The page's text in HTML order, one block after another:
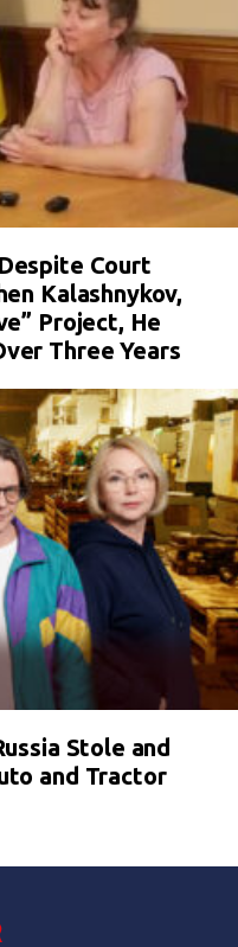
Court
Kalashnykov,
Project, He
Three Years
Stole and
and Tractor